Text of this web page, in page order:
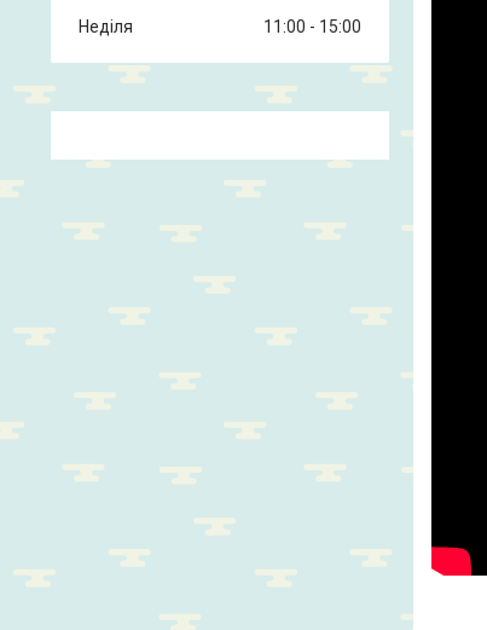
Неділя
11:00 15:00